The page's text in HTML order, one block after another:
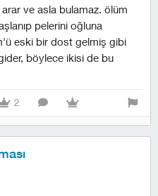
ve asla bulamaz. ölüm
pelerini oğluna
eski bir dost gelmiş gibi
böylece ikisi de bu
2